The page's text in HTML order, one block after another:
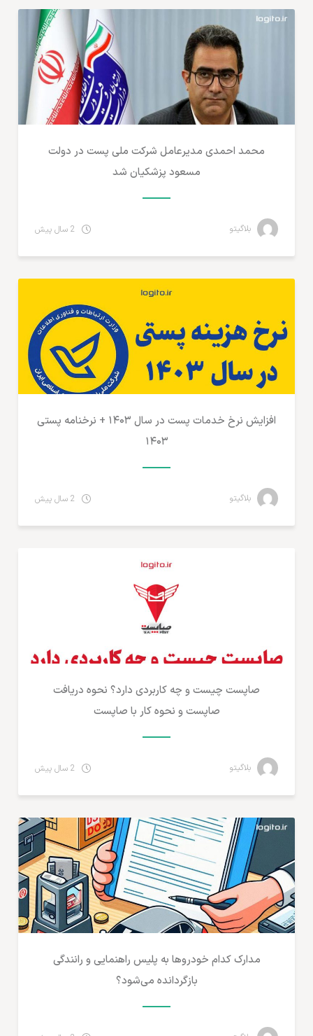
محمد احمدی مدیرعامل شرکت ملی پست در دولت
مسعود پزشکیان شد
بلاگیتو
افزایش نرخ خدمات پست در سال ۱۴۰۳ + نرخنامه پستی
۱۴۰۳
بلاگیتو
صاپست چیست و چه کاربردی دارد؟ نحوه دریافت
صاپست و نحوه کار با صاپست
بلاگیتو
مدارک کدام خودروها به پلیس راهنمایی و رانندگی
بازگردانده می‌شود؟